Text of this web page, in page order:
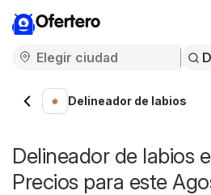
Ofertero
Delineador de labios
Delineador de labios
Precios para este